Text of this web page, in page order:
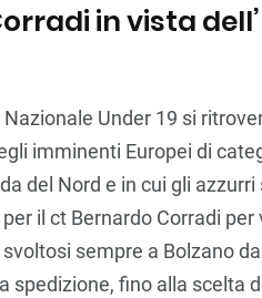
in vista
Nazionale Under 19 si
imminenti Europei di
del Nord e in cui gli
il ct Bernardo Corradi per
sempre a Bolzano
spedizione, fino alla scelta